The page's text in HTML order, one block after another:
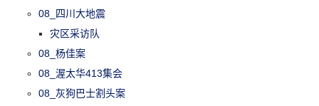
08_四川大地震
灾区采访队
08_杨佳案
08_渥太华413集会
08_灰狗巴士割头案